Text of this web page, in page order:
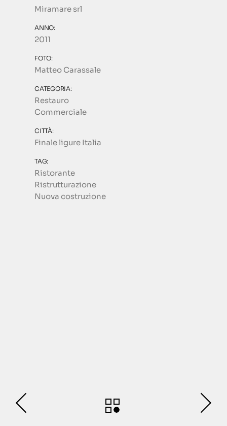
Miramare srl
ANNO:
2011
FOTO:
Matteo Carassale
CATEGORIA:
Restauro
Commerciale
CITTÀ:
Finale ligure Italia
TAG:
Ristorante
Ristrutturazione
Nuova costruzione